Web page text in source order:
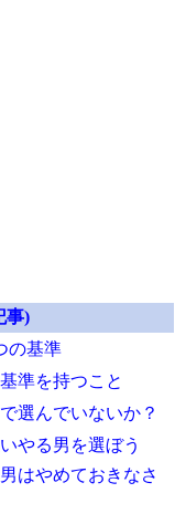
事)
の基準
準を持つこと
選んでいないか？
やる男を選ぼう
はやめておきなさ